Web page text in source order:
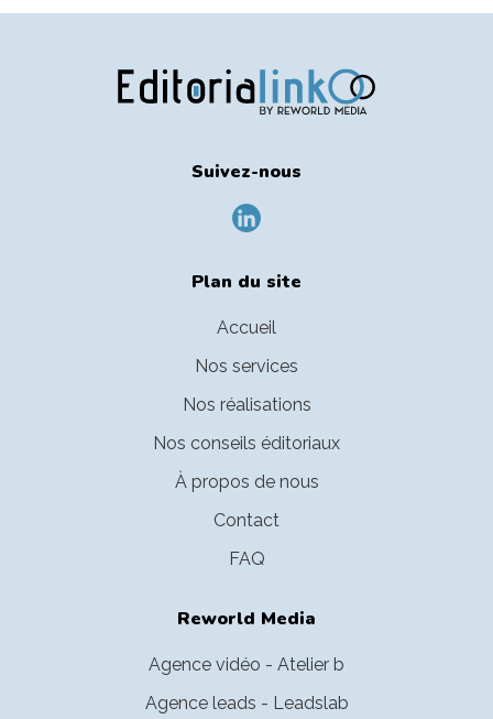
Suivez-nous
Plan du site
Accueil
Nos services
Nos réalisations
Nos conseils éditoriaux
À propos de nous
Contact
FAQ
Reworld Media
Agence vidéo - Atelier b
Agence leads - Leadslab